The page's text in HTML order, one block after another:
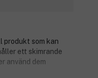
produkt som kan
ett skimrande
använd dem